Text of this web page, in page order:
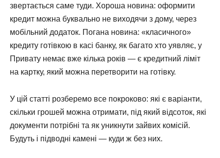
звертається саме туди. Хороша новина: оформити
кредит можна буквально не виходячи з дому, через
мобільний додаток. Погана новина: «класичного»
кредиту готівкою в касі банку, як багато хто уявляє, у
Привату немає вже кілька років — є кредитний ліміт
на картку, який можна перетворити на готівку.
У цій статті розберемо все покроково: які є варіанти,
скільки грошей можна отримати, під який відсоток, які
документи потрібні та як уникнути зайвих комісій.
Будуть і підводні камені — куди ж без них.